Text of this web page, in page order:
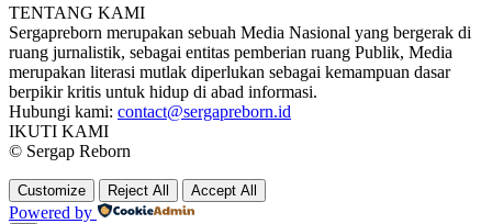
TENTANG KAMI
Sergapreborn merupakan sebuah Media Nasional yang bergerak di
ruang jurnalistik, sebagai entitas pemberian ruang Publik, Media
merupakan literasi mutlak diperlukan sebagai kemampuan dasar
berpikir kritis untuk hidup di abad informasi.
Hubungi kami: contact@sergapreborn.id
IKUTI KAMI
© Sergap Reborn
Customize Reject All Accept All
Powered by